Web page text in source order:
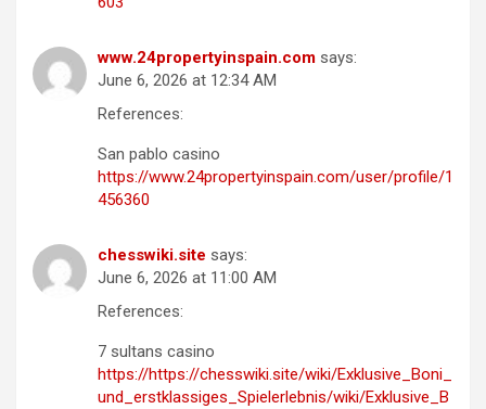
www.24propertyinspain.com says:
June 6, 2026 at 12:34 AM
References:
San pablo casino
https://www.24propertyinspain.com/user/profile/1
456360
chesswiki.site says:
June 6, 2026 at 11:00 AM
References:
7 sultans casino
https://https://chesswiki.site/wiki/Exklusive_Boni_
und_erstklassiges_Spielerlebnis/wiki/Exklusive_B